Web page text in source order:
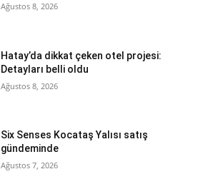
Ağustos 8, 2026
Hatay’da dikkat çeken otel projesi:
Detayları belli oldu
Ağustos 8, 2026
Six Senses Kocataş Yalısı satış
gündeminde
Ağustos 7, 2026